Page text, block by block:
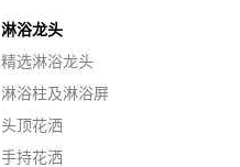
淋浴龙头
精选淋浴龙头
淋浴柱及淋浴屏
头顶花洒
手持花洒